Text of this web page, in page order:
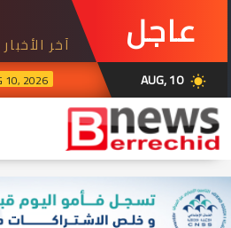
عاجل آخر الأخبار
wb_sunny
AUG, 10
2026
AUG 10, 2026